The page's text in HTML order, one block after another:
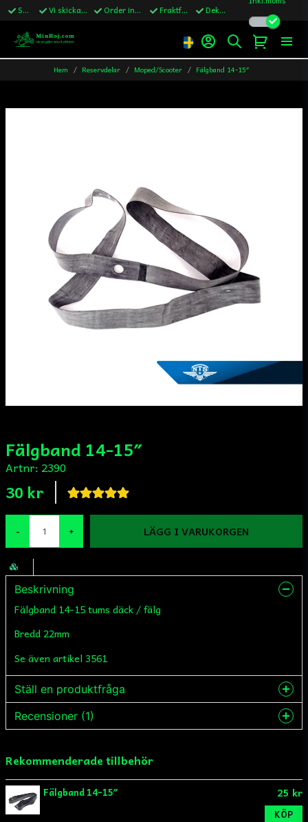
Snabba leveranser Vi skickar till Sverige,Danmark & Finland Order innan kl.13 skickas samma vardag Fraktfritt över 1200kr till Sverige Dekaler ingår i alla ordrar
Hem Reservdelar Moped/Scooter Fälgband 14-15″
Fälgband 14-15″
Artnr: 2390
30 kr
- + LÄGG I VARUKORGEN
Beskrivning
Fälgband 14-15 tums däck / fälg
Bredd 22mm
Se även artikel 3561
Ställ en produktfråga
question
Fråga oss något om denna produkten...
name
Namn
Recensioner (1)
Anonym
för 1 år sedan
Passa bra
Rekommenderade tillbehör
Fälgband 14-15″ 25 kr
KÖP